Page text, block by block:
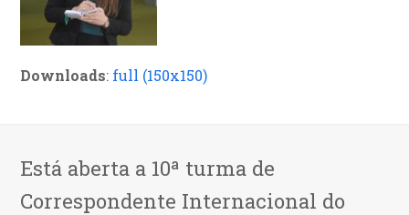
Downloads: full (150x150)
Está aberta a 10ª turma de
Correspondente Internacional do